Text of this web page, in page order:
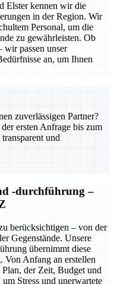
Elster kennen wir die
in der Region. Wir
Personal, um die
zu gewährleisten. Ob
passen unser
an, um Ihnen
zuverlässigen Partner?
ersten Anfrage bis zum
und
-durchführung –
berücksichtigen – von der
Gegenstände. Unsere
übernimmt diese
Von Anfang an erstellen
der Zeit, Budget und
Stress und unerwartete